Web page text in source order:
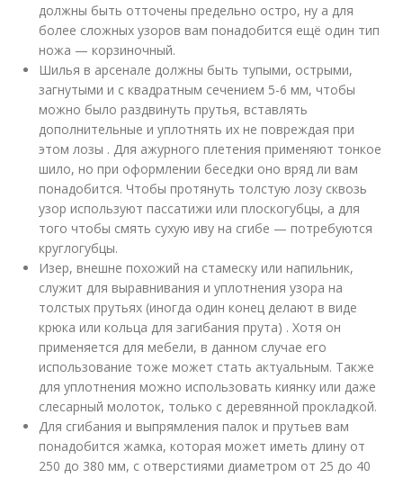
должны быть отточены предельно остро, ну а для
более сложных узоров вам понадобится ещё один тип
ножа — корзиночный.
Шилья в арсенале должны быть тупыми, острыми,
загнутыми и с квадратным сечением 5-6 мм, чтобы
можно было раздвинуть прутья, вставлять
дополнительные и уплотнять их не повреждая при
этом лозы . Для ажурного плетения применяют тонкое
шило, но при оформлении беседки оно вряд ли вам
понадобится. Чтобы протянуть толстую лозу сквозь
узор используют пассатижи или плоскогубцы, а для
того чтобы смять сухую иву на сгибе — потребуются
круглогубцы.
Изер, внешне похожий на стамеску или напильник,
служит для выравнивания и уплотнения узора на
толстых прутьях (иногда один конец делают в виде
крюка или кольца для загибания прута) . Хотя он
применяется для мебели, в данном случае его
использование тоже может стать актуальным. Также
для уплотнения можно использовать киянку или даже
слесарный молоток, только с деревянной прокладкой.
Для сгибания и выпрямления палок и прутьев вам
понадобится жамка, которая может иметь длину от
250 до 380 мм, с отверстиями диаметром от 25 до 40